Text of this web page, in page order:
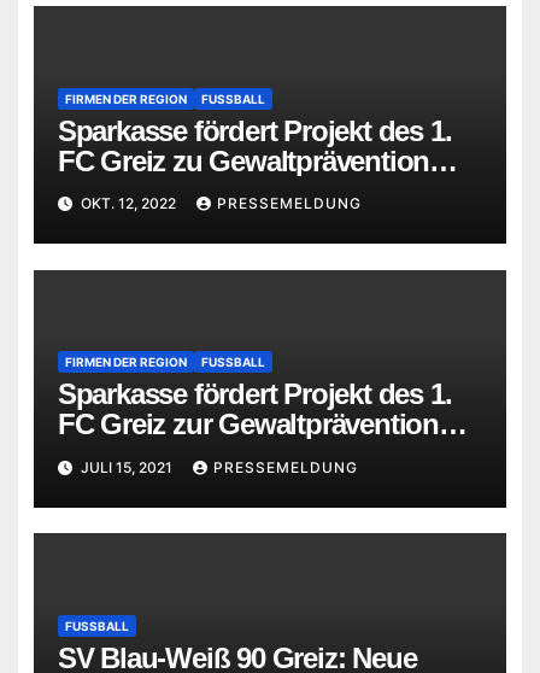
FIRMEN DER REGION FUSSBALL
Sparkasse fördert Projekt des 1.
FC Greiz zu Gewaltprävention
und Integration
OKT. 12, 2022 PRESSEMELDUNG
FIRMEN DER REGION FUSSBALL
Sparkasse fördert Projekt des 1.
FC Greiz zur Gewaltprävention
und Integration
JULI 15, 2021 PRESSEMELDUNG
FUSSBALL
SV Blau-Weiß 90 Greiz: Neue